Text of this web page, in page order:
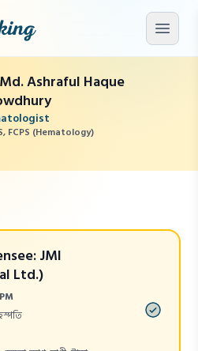
মেনু
Ashraful Haque
FCPS (Hematology)
JMI
Ltd.)